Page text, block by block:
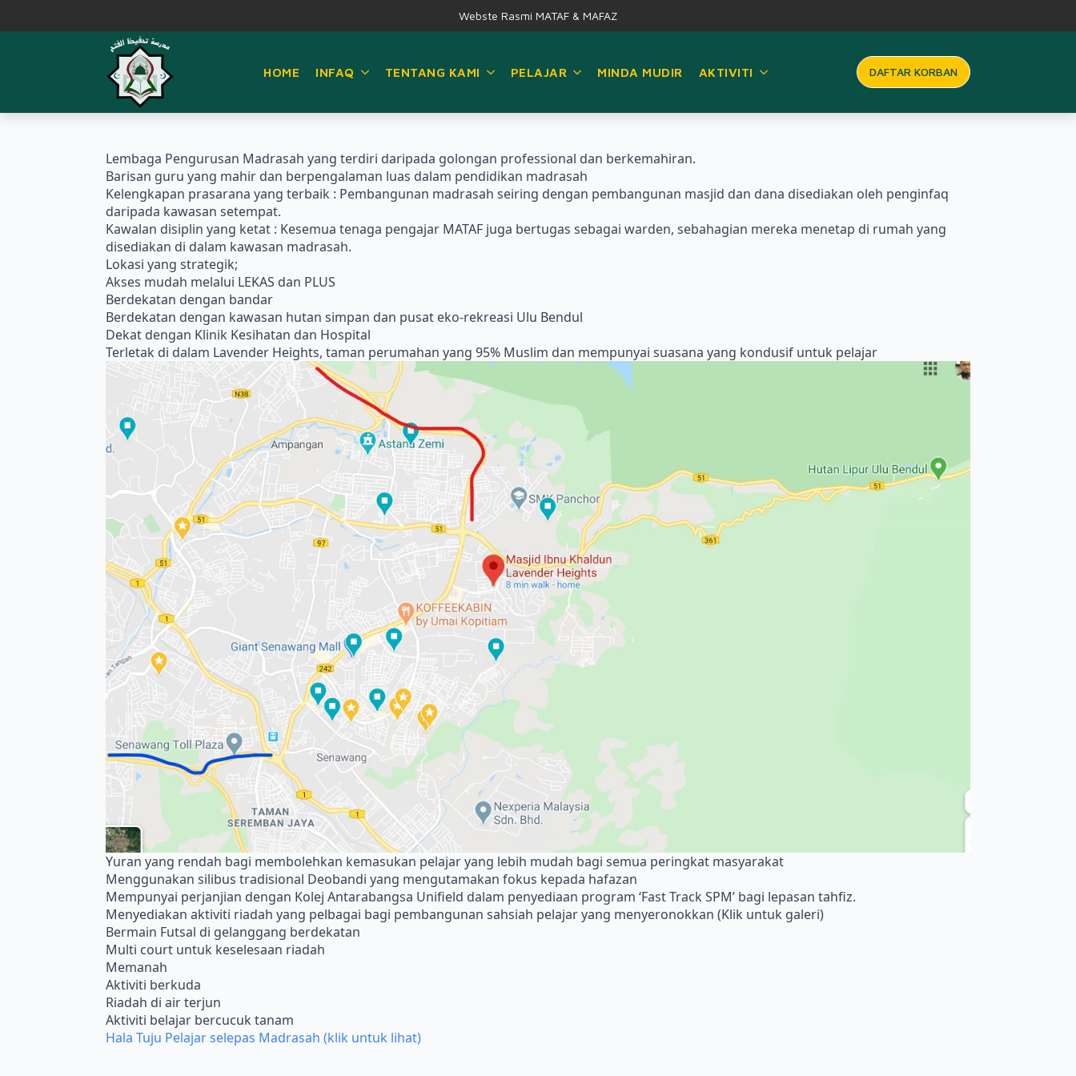
Webste Rasmi MATAF & MAFAZ
HOME INFAQ TENTANG KAMI PELAJAR MINDA MUDIR AKTIVITI DAFTAR KORBAN
Lembaga Pengurusan Madrasah yang terdiri daripada golongan professional dan berkemahiran.
Barisan guru yang mahir dan berpengalaman luas dalam pendidikan madrasah
Kelengkapan prasarana yang terbaik : Pembangunan madrasah seiring dengan pembangunan masjid dan dana disediakan oleh penginfaq
daripada kawasan setempat.
Kawalan disiplin yang ketat : Kesemua tenaga pengajar MATAF juga bertugas sebagai warden, sebahagian mereka menetap di rumah yang
disediakan di dalam kawasan madrasah.
Lokasi yang strategik;
Akses mudah melalui LEKAS dan PLUS
Berdekatan dengan bandar
Berdekatan dengan kawasan hutan simpan dan pusat eko-rekreasi Ulu Bendul
Dekat dengan Klinik Kesihatan dan Hospital
Terletak di dalam Lavender Heights, taman perumahan yang 95% Muslim dan mempunyai suasana yang kondusif untuk pelajar
Yuran yang rendah bagi membolehkan kemasukan pelajar yang lebih mudah bagi semua peringkat masyarakat
Menggunakan silibus tradisional Deobandi yang mengutamakan fokus kepada hafazan
Mempunyai perjanjian dengan Kolej Antarabangsa Unifield dalam penyediaan program ‘Fast Track SPM’ bagi lepasan tahfiz.
Menyediakan aktiviti riadah yang pelbagai bagi pembangunan sahsiah pelajar yang menyeronokkan (Klik untuk galeri)
Bermain Futsal di gelanggang berdekatan
Multi court untuk keselesaan riadah
Memanah
Aktiviti berkuda
Riadah di air terjun
Aktiviti belajar bercucuk tanam
Hala Tuju Pelajar selepas Madrasah (klik untuk lihat)